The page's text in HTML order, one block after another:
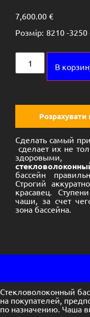
7,600.00 €
Розмір: 8210 -3250
В
Розрахувати
Сделать самый
сделает их не
бассейн
Строгий
красавец.
чаши, за счет
зона бассейна.
Стекловолоконный
на покупателей,
по назначению. Чаша